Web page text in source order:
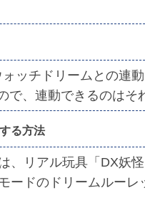
ッチドリームとの連動
で、連動できるのはそ
る方法
、リアル玩具「DX妖
ードのドリームルー